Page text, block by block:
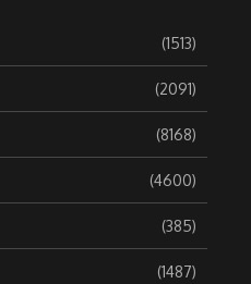
(1513)
(2091)
(8168)
(4600)
(385)
(1487)